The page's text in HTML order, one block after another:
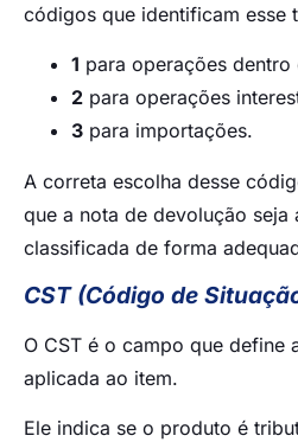
códigos que identificam esse
1 para operações dentro
2 para operações
3 para importações.
A correta escolha desse
que a nota de devolução seja
classificada de forma
CST (Código de
O CST é o campo que define
aplicada ao item.
Ele indica se o produto é